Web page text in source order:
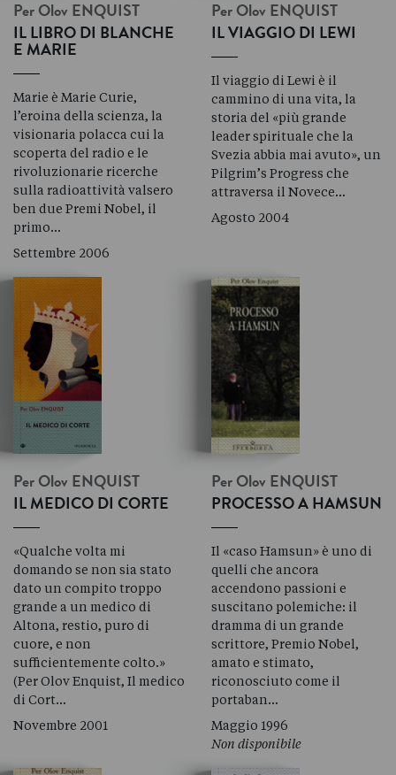
Per Olov ENQUIST
IL LIBRO DI BLANCHE
E MARIE
Marie è Marie Curie,
l’eroina della scienza, la
visionaria polacca cui la
scoperta del radio e le
rivoluzionarie ricerche
sulla radioattività valsero
ben due Premi Nobel, il
primo…
Settembre 2006
Per Olov ENQUIST
IL VIAGGIO DI LEWI
Il viaggio di Lewi è il
cammino di una vita, la
storia del «più grande
leader spirituale che la
Svezia abbia mai avuto», un
Pilgrim’s Progress che
attraversa il Novece…
Agosto 2004
Per Olov ENQUIST
IL MEDICO DI CORTE
«Qualche volta mi
domando se non sia stato
dato un compito troppo
grande a un medico di
Altona, restio, puro di
cuore, e non
sufficientemente colto.»
(Per Olov Enquist, Il medico
di Cort…
Novembre 2001
Per Olov ENQUIST
PROCESSO A HAMSUN
Il «caso Hamsun» è uno di
quelli che ancora
accendono passioni e
suscitano polemiche: il
dramma di un grande
scrittore, Premio Nobel,
amato e stimato,
riconosciuto come il
portaban…
Maggio 1996
Non disponibile